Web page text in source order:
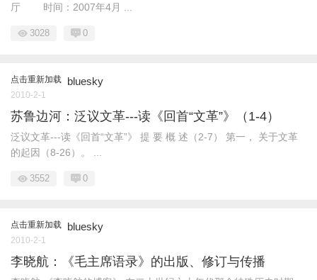
厅 时间：2007年4月 ...
3028 0
点击重新加载 bluesky
2010-2-1
苏鲁边河：泛议文革---读《回首“文革”》（1-4）
泛议文革---读《回首“文革”》 提 要 概 述（2-7） 第一， 关于文革
的起因（8-26）。 ...
3552 0
点击重新加载 bluesky
2010-2-1
李晓航：《毛主席语录》的出版、修订与传播